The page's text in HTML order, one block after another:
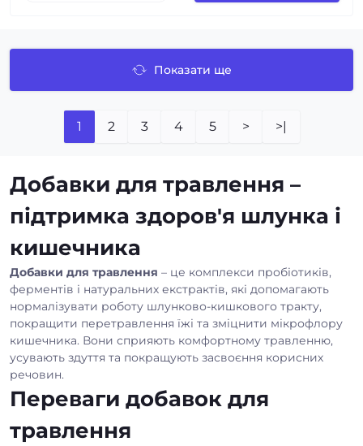
Показати ще
1 2 3 4 5 > >|
Добавки для травлення –
підтримка здоров'я шлунка і
кишечника
Добавки для травлення – це комплекси пробіотиків,
ферментів і натуральних екстрактів, які допомагають
нормалізувати роботу шлунково-кишкового тракту,
покращити перетравлення їжі та зміцнити мікрофлору
кишечника. Вони сприяють комфортному травленню,
усувають здуття та покращують засвоєння корисних
речовин.
Переваги добавок для
травлення